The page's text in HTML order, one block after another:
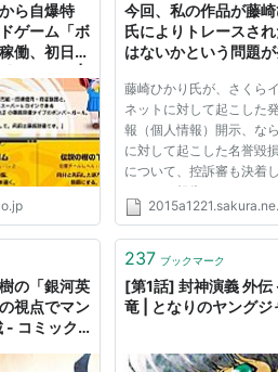
ら自爆特
ゲーム「ボ
働、初日か
今回、私の作品が藤崎
氏によりトレースさ
はないかという問題が
藤崎ひかり氏が、さくら
ネットに対して起こした
報（個人情報）開示、な
に対して起こした名誉毀
について、控訴審も決着
ので、ご報告いたします
（2017/7/21）ご報告させ
崎氏側の主張は認められず
氏の訴えは全面棄却されて
の「銀河英
視点でマン
- コミック
237 ブックマーク
[第1話] 封神演義 外伝
竜 | となりのヤングジ